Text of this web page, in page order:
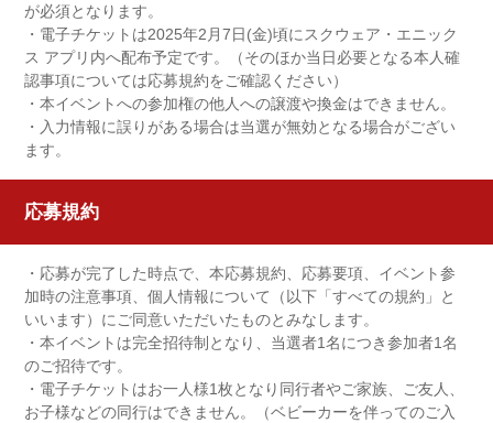
が必須となります。
・電子チケットは2025年2月7日(金)頃にスクウェア・エニック
ス アプリ内へ配布予定です。（そのほか当日必要となる本人確
認事項については応募規約をご確認ください）
・本イベントへの参加権の他人への譲渡や換金はできません。
・入力情報に誤りがある場合は当選が無効となる場合がござい
ます。
応募規約
・応募が完了した時点で、本応募規約、応募要項、イベント参
加時の注意事項、個人情報について（以下「すべての規約」と
いいます）にご同意いただいたものとみなします。
・本イベントは完全招待制となり、当選者1名につき参加者1名
のご招待です。
・電子チケットはお一人様1枚となり同行者やご家族、ご友人、
お子様などの同行はできません。（ベビーカーを伴ってのご入